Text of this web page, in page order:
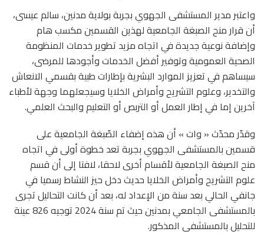
واعتبر مدير المستشفى الجهوي بجربة بولاية مدنين، سالم عيسى،
أن قرار منح الصبغة الجامعية لهذين القسمين مكسب هام
وإضافة نوعية جديدة في اتجاه مزيد تطوير خدمات المنظومة
الصحية العمومية وتوفير أفضل الخدمات وأجودها للمرضى،
سيساهم في تعزيز الموارد البشرية بإطارات طبية بقسمي الانعاش
والتخدير، وعلوم التشريح وأمراض الخلايا وسيجعلهما وجهة لأطباء
آخرين إما في إطار العمل أو التربص أو التعليم والبحث العلمي.
وقدّر محدّث « وات » أن هذه إضفاء الصّبغة الجامعية على
قسمين بالمستشفى الجهوي بجربة تعد خطوة أولى في اتجاه
منح الصبغة الجامعية لأقسام أخرى لاحقا، لافتا إلى أن قسم
علوم التشريح وأمراض الخلايا حديث دخل حيز النشاط رسميا في
جانفي الحالي بعد سنة من الإعداد له، بعد أن كانت التحاليل تجرى
بالمستشفى الجامعي بمدنين حيث تم سنة 2024 توجيه 826 عينة
للتحليل بالمستشفى المذكور.